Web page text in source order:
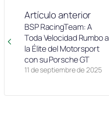
Artículo anterior
11 de septiembre de 2025
BSP RacingTeam: A
Toda Velocidad Rumbo a
la Élite del Motorsport
con su Porsche GT